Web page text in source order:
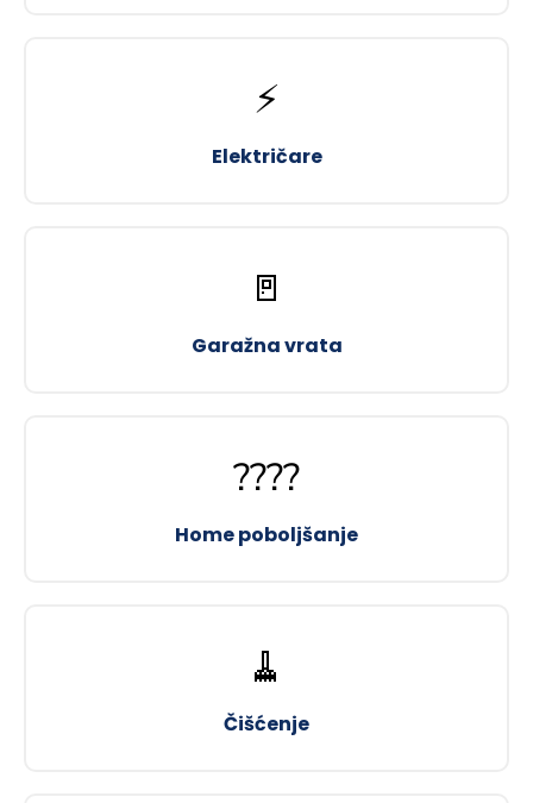
⚡
Električare
🚪
Garažna vrata
????
Home poboljšanje
🧹
Čišćenje